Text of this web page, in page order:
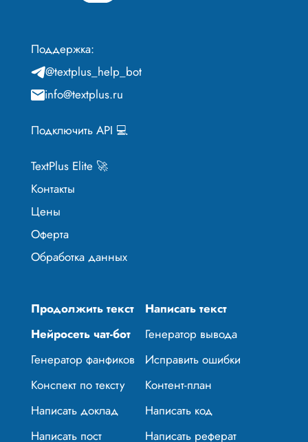
Поддержка:
@textplus_help_bot
info@textplus.ru
Подключить API 💻
TextPlus Elite 🚀
Контакты
Цены
Оферта
Обработка данных
Продолжить текст
Написать текст
Нейросеть чат-бот
Генератор вывода
Генератор фанфиков
Исправить ошибки
Конспект по тексту
Контент-план
Написать доклад
Написать код
Написать пост
Написать реферат